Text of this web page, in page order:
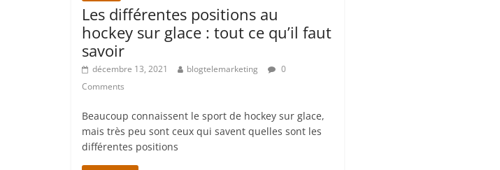
Les différentes positions au
hockey sur glace : tout ce qu’il faut
savoir
décembre 13, 2021 blogtelemarketing
0
Comments
Beaucoup connaissent le sport de hockey sur glace,
mais très peu sont ceux qui savent quelles sont les
différentes positions